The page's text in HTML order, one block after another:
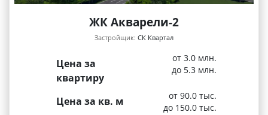
ЖК Акварели-2
Застройщик: СК Квартал
Цена за
квартиру
от 3.0 млн.
до 5.3 млн.
Цена за кв. м
от 90.0 тыс.
до 150.0 тыс.